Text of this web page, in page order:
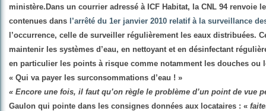
ministère. Dans un courrier adressé à ICF Habitat, la CNL 94 renvoie
contenues dans l’arrêté du 1er janvier 2010 relatif à la surveillance
l’occurrence, celle de surveiller régulièrement les eaux distribuées.
maintenir les systèmes d’eau, en nettoyant et en désinfectant
en particulier les points à risque comme notamment les douches ou
« Qui va payer les surconsommations d’eau ! »
« Encore une fois, il faut qu’on règle le problème d’un point de vue
Gaulon qui pointe dans les consignes données aux locataires : «